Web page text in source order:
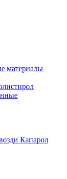
материалы
Капарол